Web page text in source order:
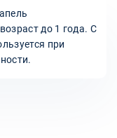
до 1 года. С
при